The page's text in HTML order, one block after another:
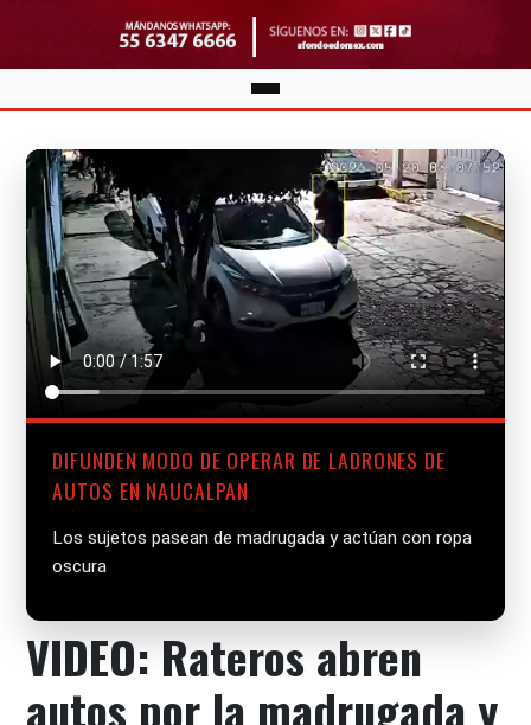
DIFUNDEN MODO DE OPERAR DE LADRONES DE
AUTOS EN NAUCALPAN
Los sujetos pasean de madrugada y actúan con ropa
oscura
VIDEO: Rateros abren
autos por la madrugada y